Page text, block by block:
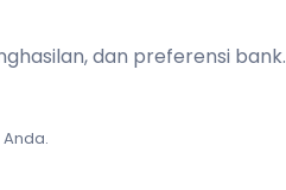
dan preferensi bank.